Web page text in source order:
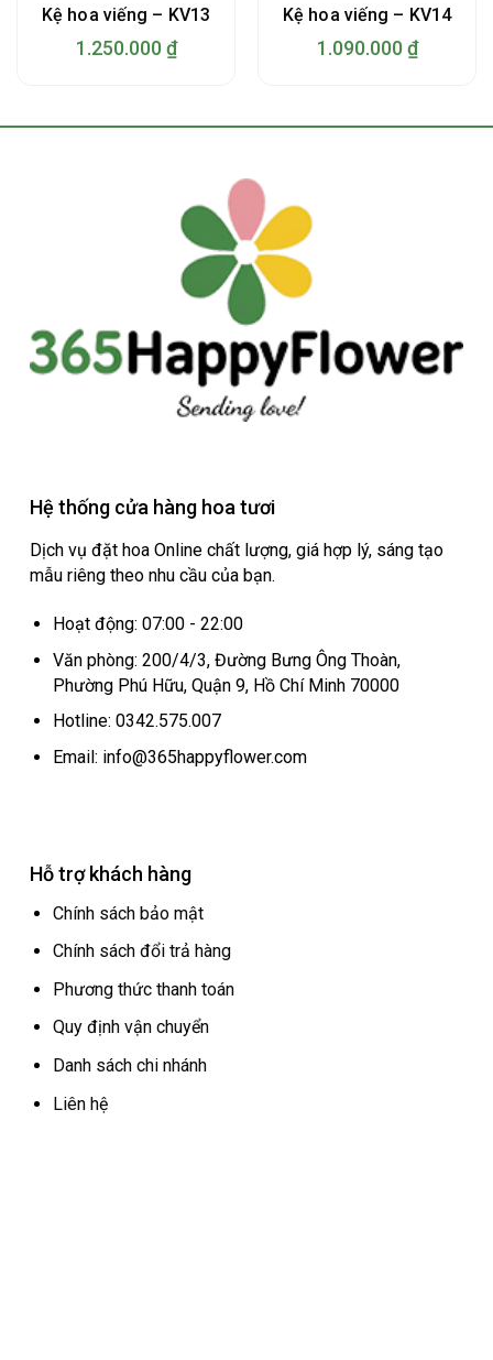
Kệ hoa viếng – KV13
1.250.000 ₫
Kệ hoa viếng – KV14
1.090.000 ₫
Hệ thống cửa hàng hoa tươi
Dịch vụ đặt hoa Online chất lượng, giá hợp lý, sáng tạo
mẫu riêng theo nhu cầu của bạn.
Hoạt động: 07:00 - 22:00
Văn phòng: 200/4/3, Đường Bưng Ông Thoàn,
Phường Phú Hữu, Quận 9, Hồ Chí Minh 70000
Hotline: 0342.575.007
Email: info@365happyflower.com
Hỗ trợ khách hàng
Chính sách bảo mật
Chính sách đổi trả hàng
Phương thức thanh toán
Quy định vận chuyển
Danh sách chi nhánh
Liên hệ